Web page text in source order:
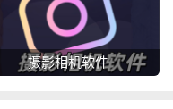
摄影相机软件